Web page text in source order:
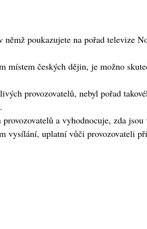
poukazujete na pořad televize
místem českých dějin, je možno
provozovatelů, nebyl pořad
a vyhodnocuje, zda jsou
vysílání, uplatní vůči provozovateli